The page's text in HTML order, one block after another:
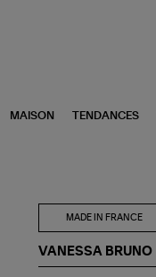
MAISON TENDANCES
MADE IN FRANCE
VANESSA BRUNO